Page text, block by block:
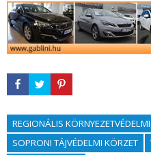
REGIONÁLIS
SOPRONI TÁJVÉDELMI KÖRZET